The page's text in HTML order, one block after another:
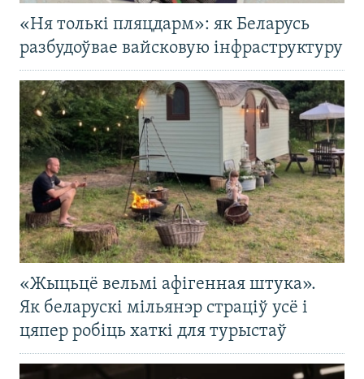
«Ня толькі пляцдарм»: як Беларусь
разбудоўвае вайсковую інфраструктуру
«Жыцьцё вельмі афігенная штука».
Як беларускі мільянэр страціў усё і
цяпер робіць хаткі для турыстаў